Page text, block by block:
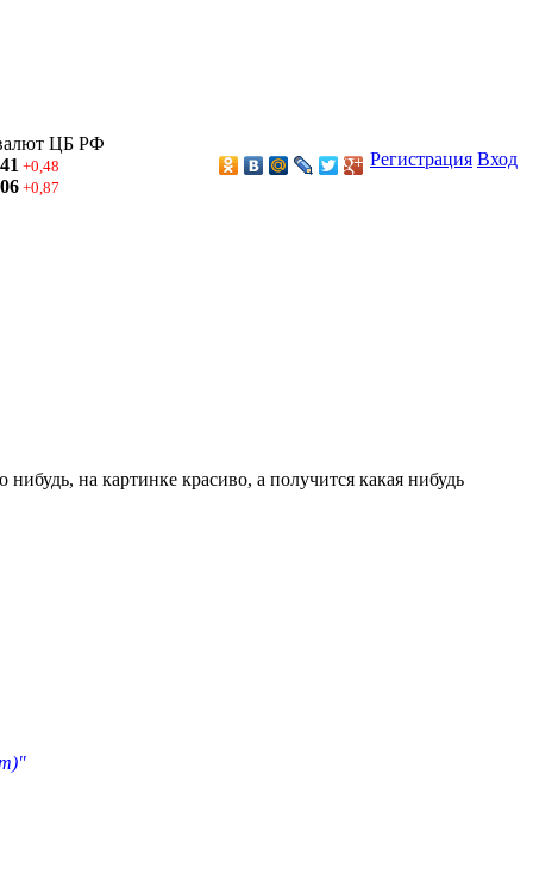
ЦБ РФ
+0,48
+0,87
Регистрация Вход
на картинке красиво, а получится какая нибудь